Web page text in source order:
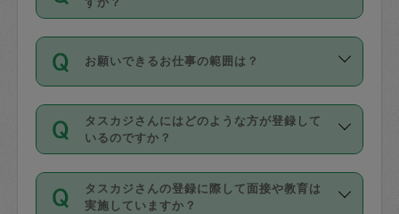
リカ、au WALLETなど）は支払にはご利
銀行振込や現金払いも対応していませ
なお、タスカジさんの交通費も、依頼料
金のご請求と合わせてお支払いとなりま
動計算で表示されます。
りに、一定数を超えたキャンセルは有償
（例：毎週定期の場合は３回以上のキャ
ンセルが有償（1200円、隔週定期の場合
は２回以上のキャンセルが有償（1200
ます。交通費の金額は「依頼の詳細」に
時間帯は3種類あります。いずれも１回あ
たり３時間です。
・ＡＭ ９時～１２時
・ＰＭ １３時～１６時
・夜 １８時～２１時
開始時間を２時間前後変更することが可
お願いできるお仕事の範囲は？
掃除、整理収納、洗濯、買い物、料理、
作り置きです。タスカジさんによってで
きる仕事の範囲が異なりますので、依頼
する前にタスカジさんのプロフィールで
確認してください。
タスカジさんにはどのような方が登録して
いるのですか？
主婦として長年の家事経験をお持ちの
方、栄養士・調理師といった資格者で保
タスカジさんの登録に際して面接や教育は
実施していますか？